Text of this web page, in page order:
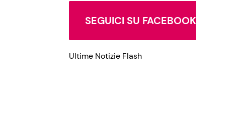
SEGUICI SU FACEBOOK
Ultime Notizie Flash